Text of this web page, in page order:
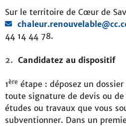
Sur le territoire de Cœur de
44 14 44 78.
Candidatez au dispositif
1ère étape : déposez un
toute signature de devis ou de
études ou travaux que vous
subventionner. Dans un